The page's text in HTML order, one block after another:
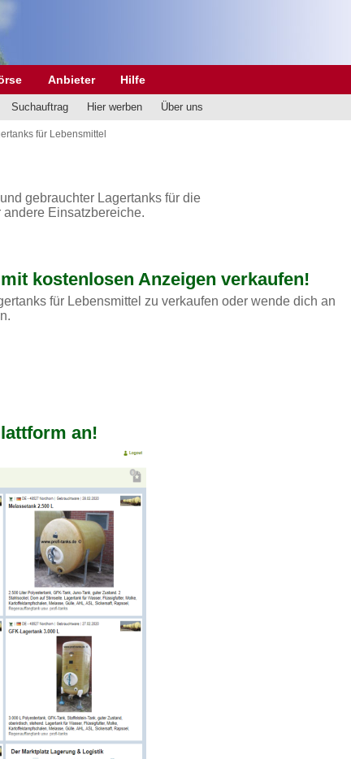
Anbieter Hilfe
Suchauftrag Hier werben Über uns
für Lebensmittel
gebrauchter Lagertanks für die
Einsatzbereiche.
kostenlosen Anzeigen verkaufen!
für Lebensmittel zu verkaufen oder wende dich an
an!